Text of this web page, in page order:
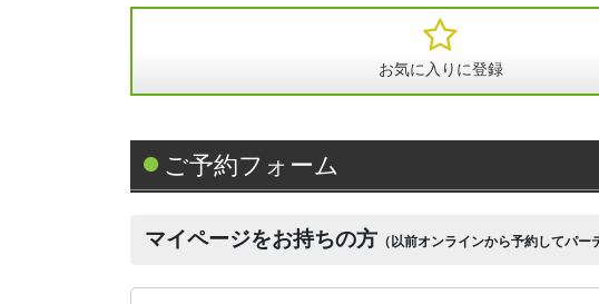
お気に入りに登録
ご予約フォーム
マイページをお持ちの方 （以前オンラインから予約してパー